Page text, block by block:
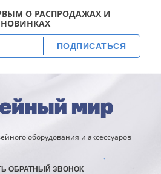
О РАСПРОДАЖАХ И
НОВИНКАХ
ПОДПИСАТЬСЯ
оборудования и аксессуаров
ОБРАТНЫЙ ЗВОНОК